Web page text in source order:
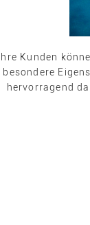
Kunden
besondere
hervorragend